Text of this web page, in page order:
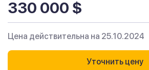
330 000 $
Цена действительна на 25.10.2024
Уточнить цену